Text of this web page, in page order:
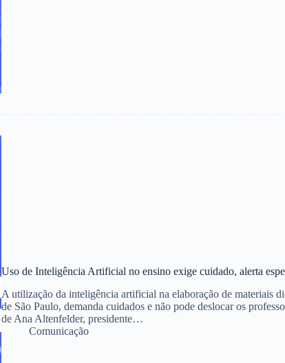
Uso de Inteligência Artificial no ensino exige cuidado, alerta
A utilização da inteligência artificial na elaboração de materiais
de São Paulo, demanda cuidados e não pode deslocar os
de Ana Altenfelder, presidente…
Comunicação